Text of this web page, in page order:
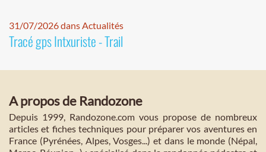
31/07/2026 dans Actualités
Tracé gps Intxuriste - Trail
A propos de Randozone
Depuis 1999, Randozone.com vous propose de nombreux
articles et fiches techniques pour préparer vos aventures en
France (Pyrénées, Alpes, Vosges...) et dans le monde (Népal,